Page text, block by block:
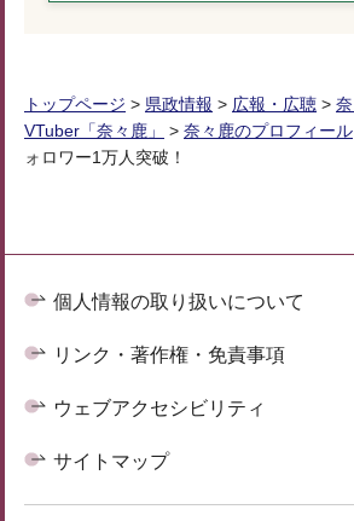
トップページ > 県政情報 > 広報・広聴 >
VTuber「奈々鹿」
> 奈々鹿のプロフィール
ォロワー1万人突破！
個人情報の取り扱いについて
リンク・著作権・免責事項
ウェブアクセシビリティ
サイトマップ